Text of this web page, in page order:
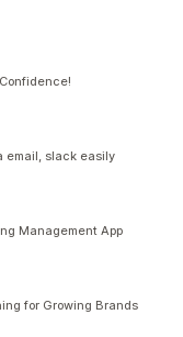
email, slack easily
Management App
for Growing Brands